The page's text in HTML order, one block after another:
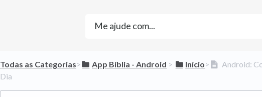
Todas as Categorias​>​ ​App Bíblia - Android ​ > ​ ​Início​>​
Android:
Dia